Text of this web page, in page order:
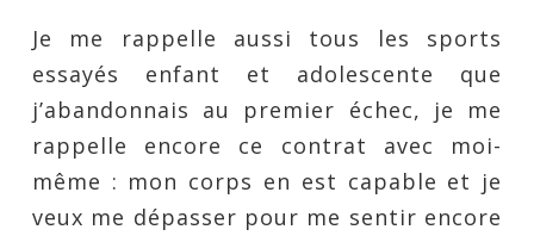
Je me rappelle aussi tous les sports
essayés enfant et adolescente que
j’abandonnais au premier échec, je me
rappelle encore ce contrat avec moi-
même : mon corps en est capable et je
veux me dépasser pour me sentir encore